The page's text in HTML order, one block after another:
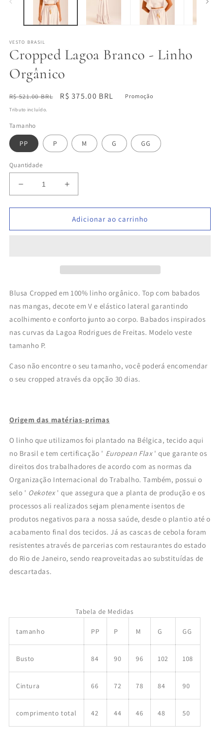
modal
VESTO BRASIL
Cropped Lagoa Branco - Linho
Orgânico
Preço
normal
R$ 521.00 BRL
Preço
R$ 375.00 BRL Promoção
Tributo incluído.
Tamanho
PP P M G GG
Quantidade
Diminuir
a
quantidade
Cropped
Aumentar
a
quantidade
de
Cropped
Adicionar ao carrinho
Blusa Cropped em 100% linho orgânico. Top com babados
nas mangas, decote em V e elástico lateral garantindo
acolhimento e conforto junto ao corpo. Babados inspirados
nas curvas da Lagoa Rodrigues de Freitas. Modelo veste
tamanho P.
Caso não encontre o seu tamanho, você poderá encomendar
o seu cropped através da opção 30 dias.
Origem das matérias-primas
O linho que utilizamos foi plantado na Bélgica, tecido aqui
no Brasil e tem certificação ' European Flax' que garante os
direitos dos trabalhadores de acordo com as normas da
Organização Internacional do Trabalho.Também, possui o
selo ' Oekotex' que assegura que a planta de produção e os
processos ali realizados sejam plenamente isentos de
produtos negativos para a nossa saúde, desde o plantio até o
acabamento final dos tecidos.Já as cascas de cebola foram
resistentes através de parcerias com restaurantes do estado
do Rio de Janeiro, sendo reaproveitadas ao substituídas de
descartadas.
Tabela de Medidas
tamanho PP P M G GG
Busto 84 90 96 102 108
Cintura 66 72 78 84 90
comprimento total 42 44 46 48 50